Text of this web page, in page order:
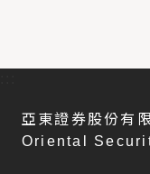
亞東證券股份有
Oriental